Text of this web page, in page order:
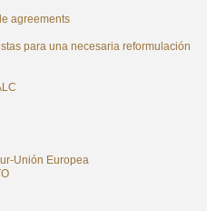
agreements
para una necesaria reformulación
Unión Europea